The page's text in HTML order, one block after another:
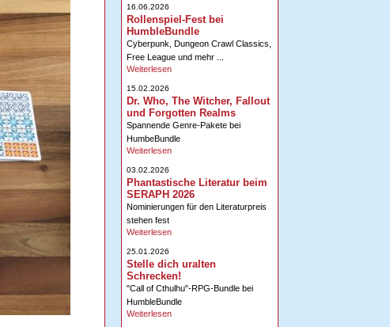
16.06.2026
Rollenspiel-Fest bei
HumbleBundle
Cyberpunk, Dungeon Crawl Classics,
Free League und mehr ...
Weiterlesen
15.02.2026
Dr. Who, The Witcher, Fallout
und Forgotten Realms
Spannende Genre-Pakete bei
HumbeBundle
Weiterlesen
03.02.2026
Phantastische Literatur beim
SERAPH 2026
Nominierungen für den Literaturpreis
stehen fest
Weiterlesen
25.01.2026
Stelle dich uralten
Schrecken!
"Call of Cthulhu"-RPG-Bundle bei
HumbleBundle
Weiterlesen